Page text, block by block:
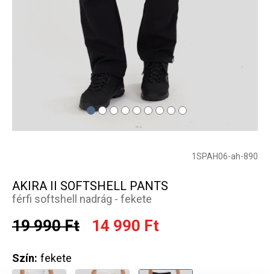
1SPAH06-ah-890
AKIRA II SOFTSHELL PANTS
férfi softshell nadrág - fekete
19 990 Ft 14 990 Ft
Szín: fekete